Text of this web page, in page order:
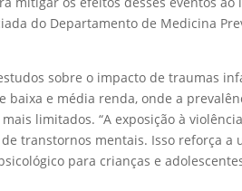
do Departamento de Medicina
sobre o impacto de traumas
baixa e média renda, onde a
limitados. “A exposição à
transtornos mentais. Isso reforça a
para crianças e